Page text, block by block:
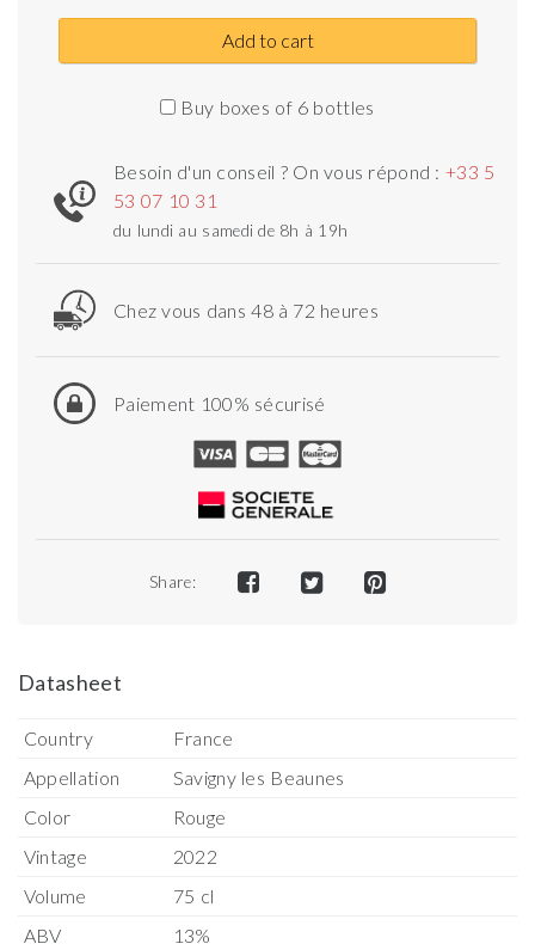
Add to cart
Buy boxes of 6 bottles
Besoin d'un conseil ? On vous répond : +33 5
53 07 10 31
du lundi au samedi de 8h à 19h
Chez vous dans 48 à 72 heures
Paiement 100% sécurisé
Share:
Datasheet
Country
France
Appellation
Savigny les Beaunes
Color
Rouge
Vintage
2022
Volume
75 cl
ABV
13%